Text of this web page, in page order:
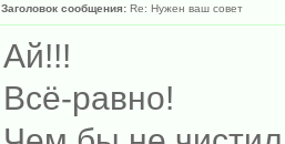
Заголовок сообщения: Re: Нужен ваш совет
Ай!!!
Всё-равно!